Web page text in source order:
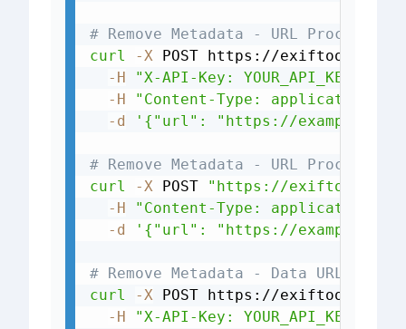
# Remove Metadata - URL
curl
-X POST https://
-H
"X-API-Key: YOUR_API_KEY_HERE"
-H
"Content-Type: application/
-d
'{"url": "https://
# Remove Metadata - URL
curl
-X POST
"https://exiftools.com/
-H
"Content-Type: application/
-d
'{"url": "https://
# Remove Metadata - Data URL
curl
-X POST https://
-H
"X-API-Key: YOUR_API_KEY_HERE"